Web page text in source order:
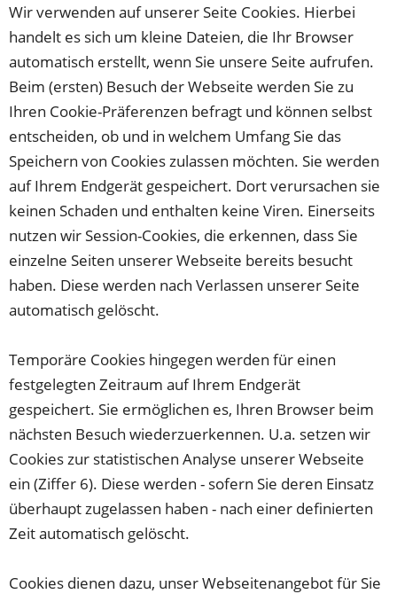
Wir verwenden auf unserer Seite Cookies. Hierbei
handelt es sich um kleine Dateien, die Ihr Browser
automatisch erstellt, wenn Sie unsere Seite aufrufen.
Beim (ersten) Besuch der Webseite werden Sie zu
Ihren Cookie-Präferenzen befragt und können selbst
entscheiden, ob und in welchem Umfang Sie das
Speichern von Cookies zulassen möchten. Sie werden
auf Ihrem Endgerät gespeichert. Dort verursachen sie
keinen Schaden und enthalten keine Viren. Einerseits
nutzen wir Session-Cookies, die erkennen, dass Sie
einzelne Seiten unserer Webseite bereits besucht
haben. Diese werden nach Verlassen unserer Seite
automatisch gelöscht.
Temporäre Cookies hingegen werden für einen
festgelegten Zeitraum auf Ihrem Endgerät
gespeichert. Sie ermöglichen es, Ihren Browser beim
nächsten Besuch wiederzuerkennen. U.a. setzen wir
Cookies zur statistischen Analyse unserer Webseite
ein (Ziffer 6). Diese werden - sofern Sie deren Einsatz
überhaupt zugelassen haben - nach einer definierten
Zeit automatisch gelöscht.
Cookies dienen dazu, unser Webseitenangebot für Sie